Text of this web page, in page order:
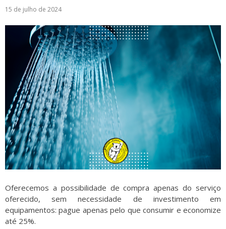
15 de julho de 2024
Oferecemos a possibilidade de compra apenas do serviço
oferecido, sem necessidade de investimento em
equipamentos: pague apenas pelo que consumir e economize
até 25%.